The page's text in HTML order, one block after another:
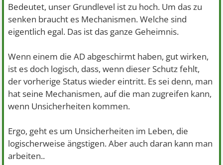
Bedeutet, unser Grundlevel ist zu hoch. Um das zu
senken braucht es Mechanismen. Welche sind
eigentlich egal. Das ist das ganze Geheimnis.
Wenn einem die AD abgeschirmt haben, gut wirken,
ist es doch logisch, dass, wenn dieser Schutz fehlt,
der vorherige Status wieder eintritt. Es sei denn, man
hat seine Mechanismen, auf die man zugreifen kann,
wenn Unsicherheiten kommen.
Ergo, geht es um Unsicherheiten im Leben, die
logischerweise ängstigen. Aber auch daran kann man
arbeiten..